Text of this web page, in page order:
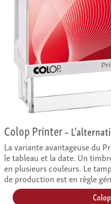
Colop Printer–
La variante avantageuse du
le tableau et la date. Un
en plusieurs couleurs. Le
de production est en règle